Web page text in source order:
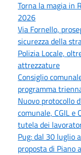
Torna la magia in
2026
Via Fornello,
sicurezza della
Polizia Locale,
attrezzature
Consiglio
programma
Nuovo protocollo
comunale, CGIL e
tutela dei
Pug: dal 30 luglio
proposta di Piano